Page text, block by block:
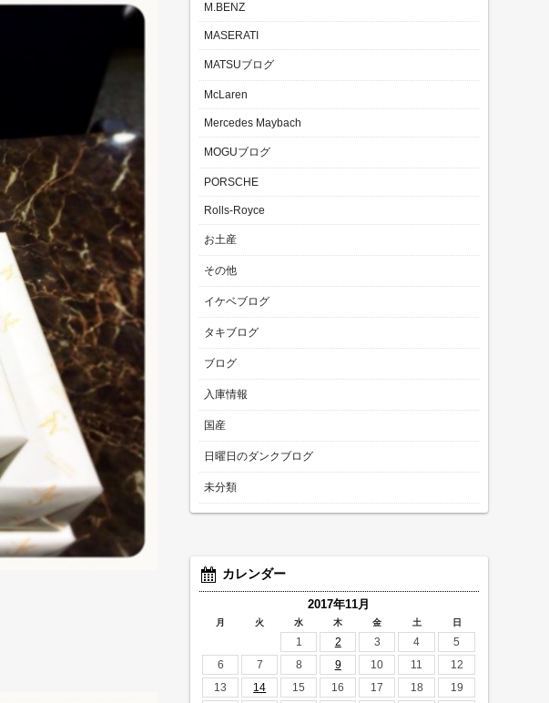
M.BENZ
MASERATI
MATSUブログ
McLaren
Mercedes Maybach
MOGUブログ
PORSCHE
Rolls-Royce
お土産
その他
イケベブログ
タキブログ
ブログ
入庫情報
国産
日曜日のダンクブログ
未分類
カレンダー
2017年11月
月 火 水 木 金 土 日
1 2 3 4
5
6
7 8 9 10 11
12
13
14 15 16 17 18
19